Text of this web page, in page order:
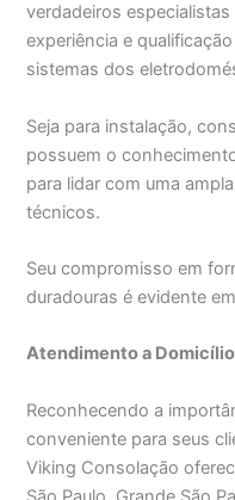
verdadeiros
experiência e
sistemas dos
Seja para instalação,
possuem o
para lidar com uma
técnicos.
Seu compromisso em
duradouras é evidente
Atendimento a
Reconhecendo a
conveniente para seus
Viking Consolação